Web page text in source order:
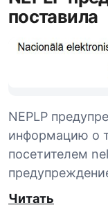
поставила
NEPLP
информацию о
посетителем
Читать